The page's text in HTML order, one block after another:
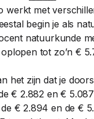
werkt met
begin je als
natuurkunde
tot zo’n €
het zijn dat je
€ 2.882 en €
€ 2.894 en de €